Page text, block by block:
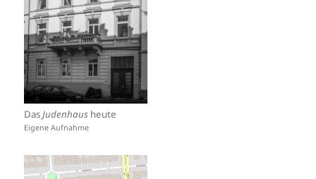
DasJudenhaus heute
Eigene Aufnahme